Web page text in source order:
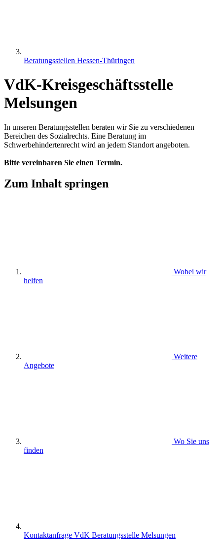
Beratungsstellen Hessen-Thüringen
VdK-Kreisgeschäftsstelle
Melsungen
In unseren Beratungsstellen beraten wir Sie zu verschiedenen
Bereichen des Sozialrechts. Eine Beratung im
Schwerbehindertenrecht wird an jedem Standort angeboten.
Bitte vereinbaren Sie einen Termin.
Zum Inhalt springen
Wobei wir
helfen
Weitere
Angebote
Wo Sie uns
finden
Kontaktanfrage VdK Beratungsstelle Melsungen